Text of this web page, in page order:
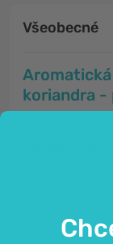
Všeobecné
koriandra
semená.